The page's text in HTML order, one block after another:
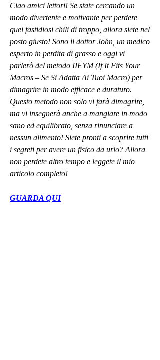
Ciao amici lettori! Se state cercando un
modo divertente e motivante per perdere
quei fastidiosi chili di troppo, allora siete nel
posto giusto! Sono il dottor John, un medico
esperto in perdita di grasso e oggi vi
parlerò del metodo IIFYM (If It Fits Your
Macros – Se Si Adatta Ai Tuoi Macro) per
dimagrire in modo efficace e duraturo.
Questo metodo non solo vi farà dimagrire,
ma vi insegnerà anche a mangiare in modo
sano ed equilibrato, senza rinunciare a
nessun alimento! Siete pronti a scoprire tutti
i segreti per avere un fisico da urlo? Allora
non perdete altro tempo e leggete il mio
articolo completo!
GUARDA QUI